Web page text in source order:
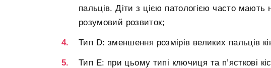
пальців. Діти з цією патологією часто мають
розумовий розвиток;
Тип D: зменшення розмірів великих пальців
Тип Е: при цьому типі ключиця та п’ясткові